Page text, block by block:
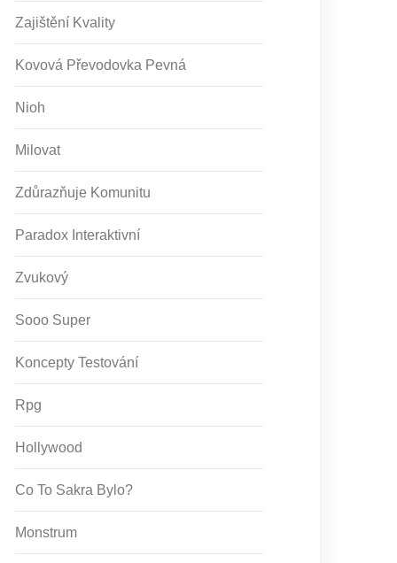
Zajištění Kvality
Kovová Převodovka Pevná
Nioh
Milovat
Zdůrazňuje Komunitu
Paradox Interaktivní
Zvukový
Sooo Super
Koncepty Testování
Rpg
Hollywood
Co To Sakra Bylo?
Monstrum